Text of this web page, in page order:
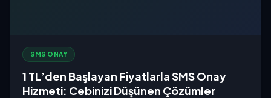
SMS ONAY
1 TL’den Başlayan Fiyatlarla SMS Onay
Hizmeti: Cebinizi Düşünen Çözümler